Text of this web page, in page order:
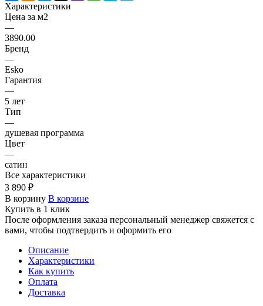
Характеристики
Цена за м2
—
3890.00
Бренд
—
Esko
Гарантия
—
5 лет
Тип
—
душевая программа
Цвет
—
сатин
Все характеристики
3 890 ₽
В корзину В корзине
Купить в 1 клик
После оформления заказа персональный менеджер свяжется с
вами, чтобы подтвердить и оформить его
Описание
Характеристики
Как купить
Оплата
Доставка